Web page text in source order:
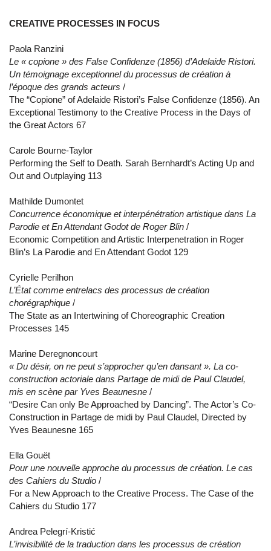
CREATIVE PROCESSES IN FOCUS
Paola Ranzini
Le « copione » des False Confidenze (1856) d’Adelaide Ristori.
Un témoignage exceptionnel du processus de création à
l’époque des grands acteurs /
The “Copione” of Adelaide Ristori’s False Confidenze (1856). An
Exceptional Testimony to the Creative Process in the Days of
the Great Actors 67
Carole Bourne-Taylor
Performing the Self to Death. Sarah Bernhardt’s Acting Up and
Out and Outplaying 113
Mathilde Dumontet
Concurrence économique et interpénétration artistique dans La
Parodie et En Attendant Godot de Roger Blin /
Economic Competition and Artistic Interpenetration in Roger
Blin’s La Parodie and En Attendant Godot 129
Cyrielle Perilhon
L’État comme entrelacs des processus de création
chorégraphique /
The State as an Intertwining of Choreographic Creation
Processes 145
Marine Deregnoncourt
« Du désir, on ne peut s’approcher qu’en dansant ». La co-
construction actoriale dans Partage de midi de Paul Claudel,
mis en scène par Yves Beaunesne /
“Desire Can only Be Approached by Dancing”. The Actor’s Co-
Construction in Partage de midi by Paul Claudel, Directed by
Yves Beaunesne 165
Ella Gouët
Pour une nouvelle approche du processus de création. Le cas
des Cahiers du Studio /
For a New Approach to the Creative Process. The Case of the
Cahiers du Studio 177
Andrea Pelegrí-Kristić
L’invisibilité de la traduction dans les processus de création